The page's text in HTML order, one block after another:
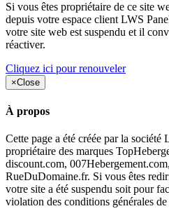
Si vous êtes propriétaire de ce site
depuis votre espace client LWS
votre site web est suspendu et il
réactiver.
Cliquez ici pour renouveler
×Close
À propos
Cette page a été créée par la
propriétaire des marques
discount.com,
RueDuDomaine.fr. Si vous êtes
votre site a été suspendu soit pour
violation des conditions générales de